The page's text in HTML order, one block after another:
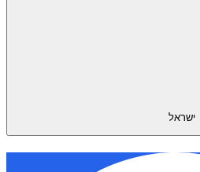
ישראל